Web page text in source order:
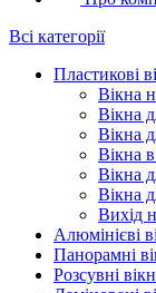
Всі категорії
Пластикові
Вікна
Вікна
Вікна
Вікна
Вікна
Вікна
Вихід
Алюмінієві
Панорамні
Розсувні